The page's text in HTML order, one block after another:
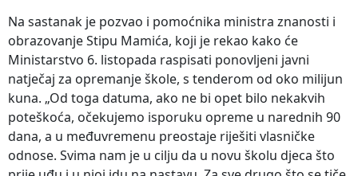
Na sastanak je pozvao i pomoćnika ministra znanosti i
obrazovanje Stipu Mamića, koji je rekao kako će
Ministarstvo 6. listopada raspisati ponovljeni javni
natječaj za opremanje škole, s tenderom od oko milijun
kuna. „Od toga datuma, ako ne bi opet bilo nekakvih
poteškoća, očekujemo isporuku opreme u narednih 90
dana, a u međuvremenu preostaje riješiti vlasničke
odnose. Svima nam je u cilju da u novu školu djeca što